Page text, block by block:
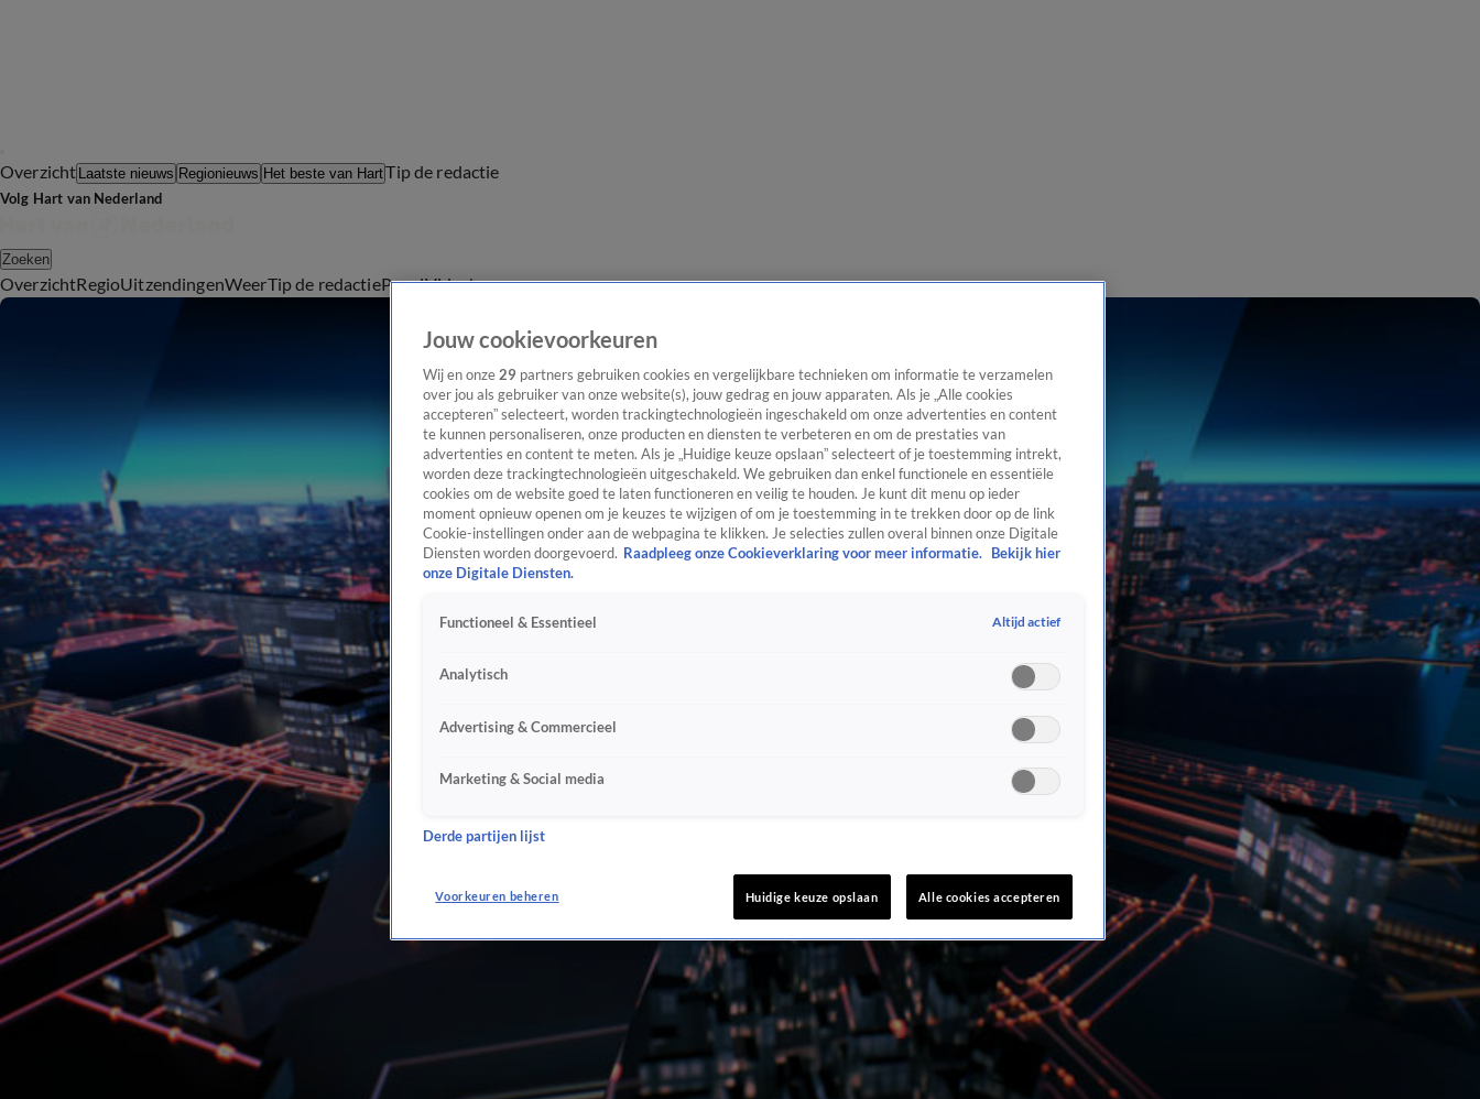
Overzicht Laatste nieuws Regionieuws Het beste van HartTip de redactie
Volg Hart van Nederland
Zoeken
OverzichtRegioUitzendingenWeerTip de redactiePanelVideo's
Jouw cookievoorkeuren
Wij en onze 29 partners gebruiken cookies en vergelijkbare technieken om informatie te verzamelen
over jou als gebruiker van onze website(s), jouw gedrag en jouw apparaten. Als je „Alle cookies
accepteren” selecteert, worden trackingtechnologieën ingeschakeld om onze advertenties en content
te kunnen personaliseren, onze producten en diensten te verbeteren en om de prestaties van
advertenties en content te meten. Als je „Huidige keuze opslaan” selecteert of je toestemming intrekt,
worden deze trackingtechnologieën uitgeschakeld. We gebruiken dan enkel functionele en essentiële
cookies om de website goed te laten functioneren en veilig te houden. Je kunt dit menu op ieder
moment opnieuw openen om je keuzes te wijzigen of om je toestemming in te trekken door op de link
Cookie-instellingen onder aan de webpagina te klikken. Je selecties zullen overal binnen onze Digitale
Diensten worden doorgevoerd. Raadpleeg onze Cookieverklaring voor meer informatie. Bekijk hier
onze Digitale Diensten.
Functioneel & Essentieel Altijd actief
Analytisch
Advertising & Commercieel
Marketing & Social media
Derde partijen lijst
Voorkeuren beheren Huidige keuze opslaan Alle cookies accepteren